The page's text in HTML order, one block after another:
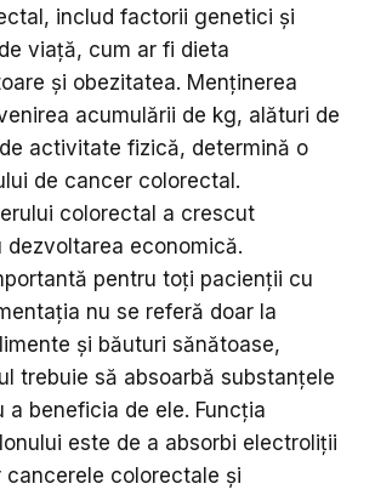
includ factorii genetici și
viață, cum ar fi dieta
și obezitatea. Menținerea
acumulării de kg, alături de
activitate fizică, determină o
de cancer colorectal.
colorectal a crescut
dezvoltarea economică.
pentru toți pacienții cu
nu se referă doar la
și băuturi sănătoase,
trebuie să absoarbă substanțele
a beneficia de ele. Funcția
este de a absorbi electroliții
cancerele colorectale și